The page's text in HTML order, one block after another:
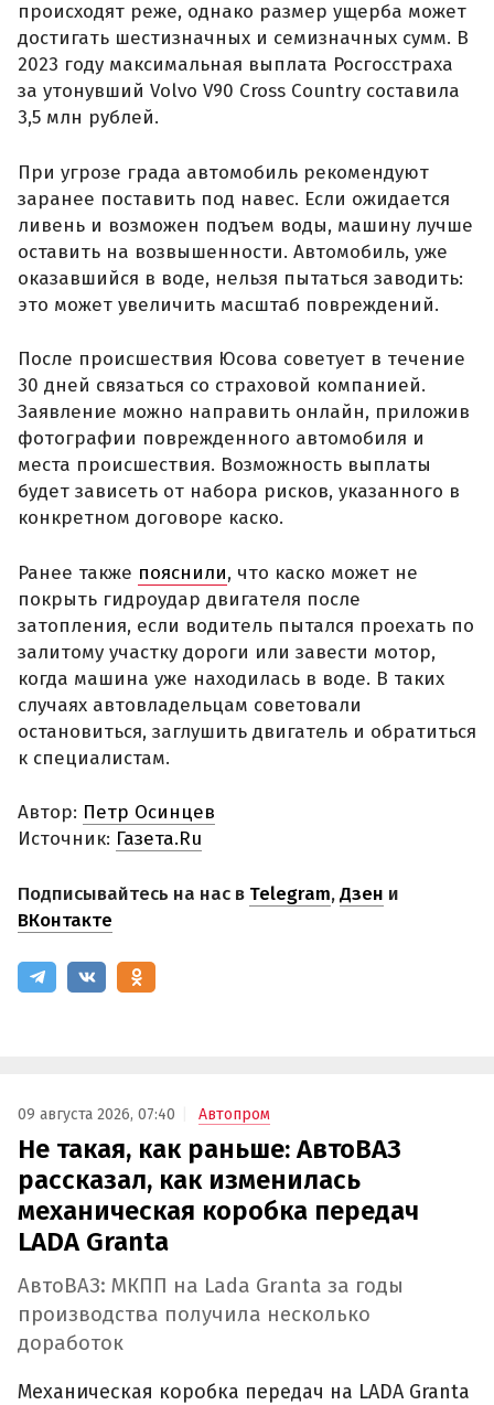
происходят реже, однако размер ущерба может
достигать шестизначных и семизначных сумм. В
2023 году максимальная выплата Росгосстраха
за утонувший Volvo V90 Cross Country составила
3,5 млн рублей.
При угрозе града автомобиль рекомендуют
заранее поставить под навес. Если ожидается
ливень и возможен подъем воды, машину лучше
оставить на возвышенности. Автомобиль, уже
оказавшийся в воде, нельзя пытаться заводить:
это может увеличить масштаб повреждений.
После происшествия Юсова советует в течение
30 дней связаться со страховой компанией.
Заявление можно направить онлайн, приложив
фотографии поврежденного автомобиля и
места происшествия. Возможность выплаты
будет зависеть от набора рисков, указанного в
конкретном договоре каско.
Ранее также пояснили, что каско может не
покрыть гидроудар двигателя после
затопления, если водитель пытался проехать по
залитому участку дороги или завести мотор,
когда машина уже находилась в воде. В таких
случаях автовладельцам советовали
остановиться, заглушить двигатель и обратиться
к специалистам.
Автор: Петр Осинцев
Источник: Газета.Ru
Подписывайтесь на нас в Telegram,Дзен и
ВКонтакте
09 августа 2026, 07:40 Автопром
Не такая, как раньше: АвтоВАЗ
рассказал, как изменилась
механическая коробка передач
LADA Granta
АвтоВАЗ: МКПП на Lada Granta за годы
производства получила несколько
доработок
Механическая коробка передач на LADA Granta